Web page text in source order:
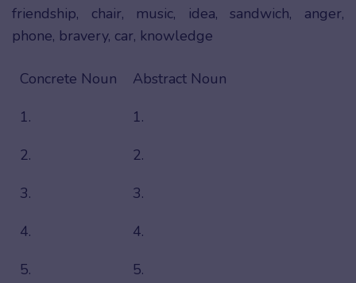
friendship, chair, music, idea, sandwich, anger,
phone, bravery, car, knowledge
Concrete Noun
Abstract Noun
1.
1.
2.
2.
3.
3.
4.
4.
5.
5.